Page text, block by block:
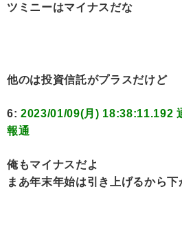
ツミニーはマイナスだな
他のは投資信託がプラスだけど
6: 2023/01/09(月) 18:38:11.192
報通
俺もマイナスだよ
まあ年末年始は引き上げるから下